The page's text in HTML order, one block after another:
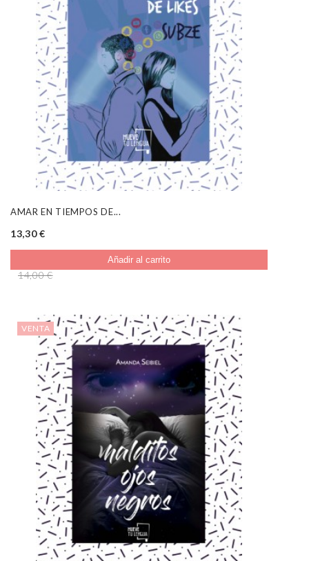
AMAR EN TIEMPOS DE...
13,30 €
Añadir al carrito
14,00 €
VENTA